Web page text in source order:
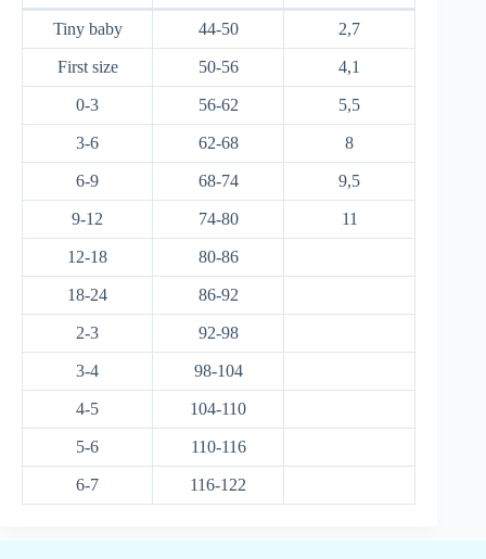
Tiny baby 44-50 2,7
First size 50-56 4,1
0-3 56-62 5,5
3-6 62-68 8
6-9 68-74 9,5
9-12 74-80 11
12-18 80-86
18-24 86-92
2-3 92-98
3-4 98-104
4-5 104-110
5-6 110-116
6-7 116-122